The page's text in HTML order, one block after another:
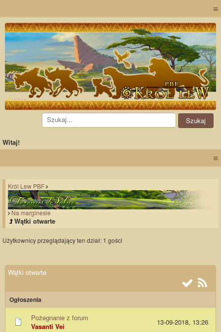
≡
Witaj!
≡
Król Lew PBF
Na marginesie
Wątki otwarte
Użytkownicy przeglądający ten dział: 1 gości
Wątki otwarte
Ogłoszenia
Pożegnanie z forum
Vasanti Vei
13-09-2018, 13:26